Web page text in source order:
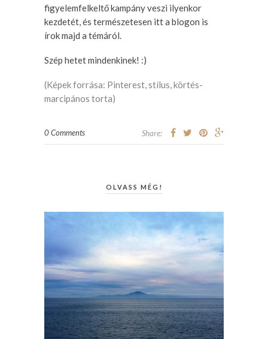
figyelemfelkeltő kampány veszi ilyenkor
kezdetét, és természetesen itt a blogon is
írok majd a témáról.
Szép hetet mindenkinek! :)
(Képek forrása: Pinterest,stílus,körtés-
marcipános torta)
0 Comments Share:
OLVASS MÉG!